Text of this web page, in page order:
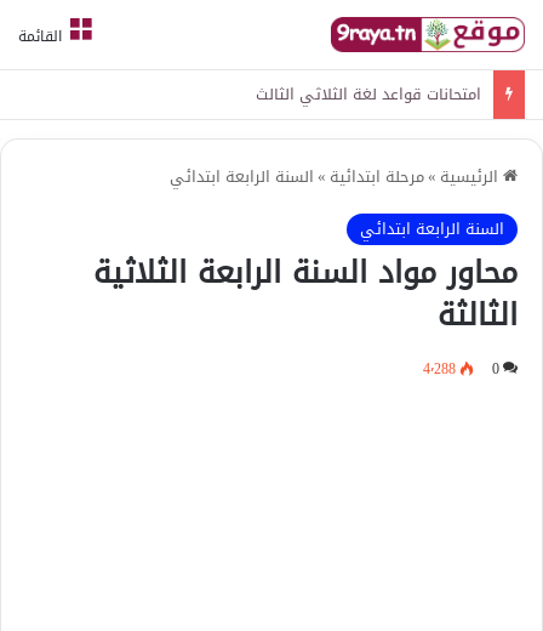
القائمة
امتحانات قواعد لغة الثلاثي الثالث
الرئيسية »مرحلة ابتدائية »السنة الرابعة ابتدائي
السنة الرابعة ابتدائي
محاور مواد السنة الرابعة الثلاثية
الثالثة
0 4٬288